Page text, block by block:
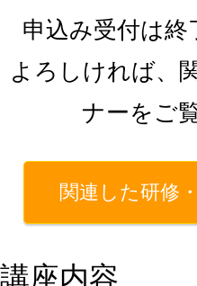
申込み受付は終
よろしければ、
ナーをご
関連した研修
講座内容